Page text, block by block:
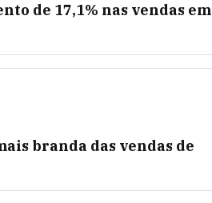
de 17,1% nas vendas em
branda das vendas de